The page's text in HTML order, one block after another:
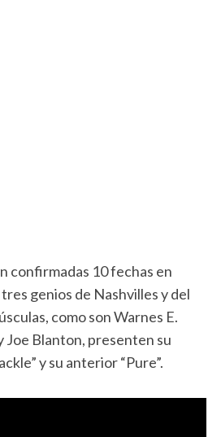
confirmadas 10 fechas en
genios de Nashvilles y del
como son Warnes E.
Joe Blanton, presenten su
y su anterior “Pure”.